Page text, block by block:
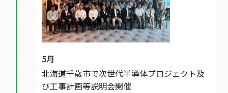
5月
北海道千歳市で次世代半導体プロジェクト及
び工事計画等説明会開催